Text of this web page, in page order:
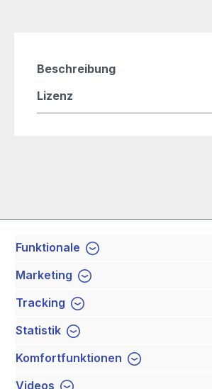
Beschreibung
Lizenz
Service-Hotline
Shop Service
Newsletter
Funktionale
Marketing
Tracking
Statistik
Komfortfunktionen
Videos